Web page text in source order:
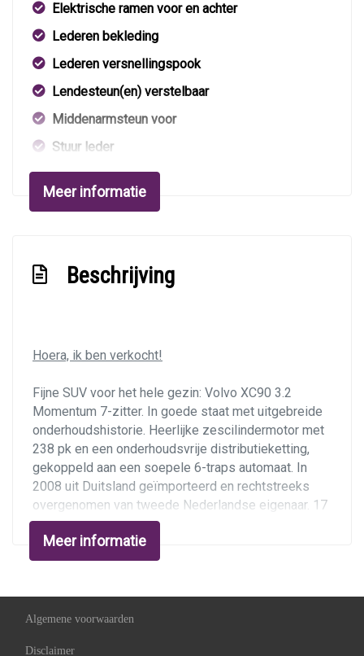
Elektrische ramen voor en achter
Lederen bekleding
Lederen versnellingspook
Lendesteun(en) verstelbaar
Middenarmsteun voor
Stuur leder
Stuur verstelbaar
Stuurbekrachtiging
Exterieur
Buitenspiegels elektrisch verstel- en
Buitenspiegels met verlichting
Centrale vergrendeling met afstandsbediening
Dakrails
Dimlichten automatisch
Getint glas
Lichtmetalen velgen 17"
Mistlampen voor
Niveauregeling automatisch
Parkeersensor achter
Meer informatie
Beschrijving
Hoera, ik ben verkocht!
Fijne SUV voor het hele gezin: Volvo XC90 3.2
Momentum 7-zitter. In goede staat met uitgebreide
onderhoudshistorie. Heerlijke zescilindermotor met
238 pk en een onderhoudsvrije distributieketting,
gekoppeld aan een soepele 6-traps automaat. In
2008 uit Duitsland geïmporteerd en rechtstreeks
overgenomen van tweede Nederlandse eigenaar. 17
inch velgen met goede Michelin allseasonsbanden.
Voorzien van lederen bekleding met
stoelverwarming, touchscreen radio/carkit,
parkeersensoren. Auto is reeds rijklaar gemaakt met
uitgebreide onderhoudsbeurt, nieuwe remblokken
Meer informatie
Algemene voorwaarden
Disclaimer